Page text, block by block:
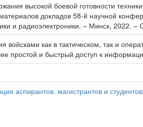
высокой боевой готовности
докладов 58-й научной
и радиоэлектроники. – Минск, 2022. –
как в тактическом, так и
простой и быстрый доступ к
аспирантов, магистрантов и